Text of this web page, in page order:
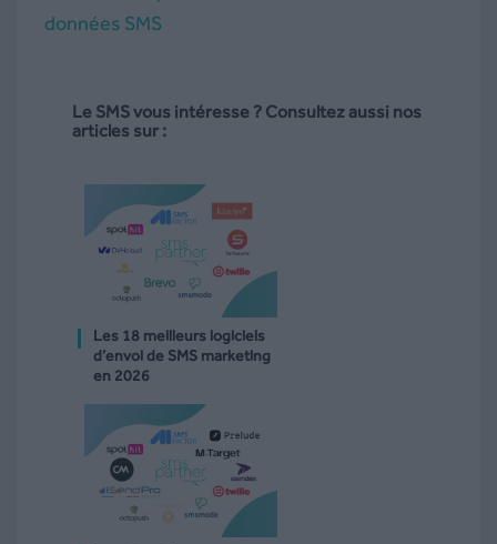
données SMS
Le SMS vous intéresse ? Consultez aussi nos
articles sur :
Les 18 meilleurs logiciels
d’envoi de SMS marketing
en 2026